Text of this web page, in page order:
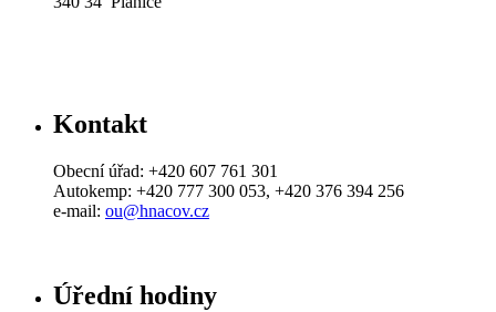
Kontakt
Obecní úřad: +420 607 761 301
Autokemp: +420 777 300 053, +420 376 394 256
e-mail: ou@hnacov.cz
Úřední hodiny